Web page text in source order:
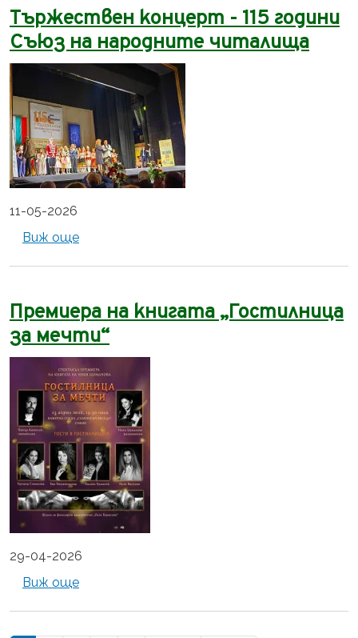
Тържествен концерт - 115 години
Съюз на народните читалища
11-05-2026
Виж ощеabout Тържествен концерт - 115 години
Премиера на книгата „Гостилница
за мечти“
29-04-2026
Виж ощеabout Премиера на книгата „Гостилница